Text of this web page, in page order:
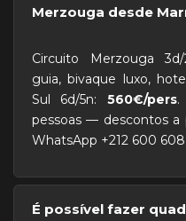
Merzouga desde
Circuito Merzouga
guia, bivaque luxo,
Sul 6d/5n: 560€/pers.
pessoas — descontos a
WhatsApp +212 600
É possível fazer